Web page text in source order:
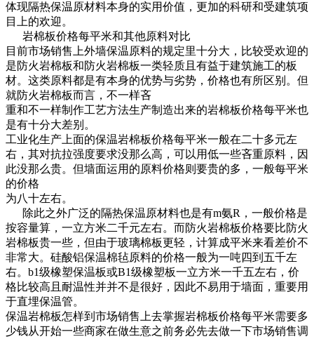
体现隔热保温原材料本身的实用价值，更加的科研和受建筑项
目上的欢迎。
岩棉板价格每平米和其他原料对比
目前市场销售上外墙保温原料的规定里十分大，比较受欢迎的
是防火岩棉板和防火岩棉板一类轻质且有益于建筑施工的板
材。这类原料都是有本身的优势与劣势，价格也有所区别。但
就防火岩棉板而言，不一样吝
重和不一样制作工艺方法生产制造出来的岩棉板价格每平米也
是有十分大差别。
工业化生产上面的保温岩棉板价格每平米一般在二十多元左
右，其对抗拉强度要求没那么高，可以用低一些吝重原料，因
此没那么贵。但墙面运用的原料价格则要贵的多，一般每平米
的价格
为八十左右。
除此之外广泛的隔热保温原材料也是有m氨R，一般价格是
按容量算，一立方米二千元左右。而防火岩棉板价格要比防火
岩棉板贵一些，但由于玻璃棉板更轻，计算成平米来看差价不
非常大。硅酸铝保温棉毡原料的价格一般为一吨四到五千左
右。b1级橡塑保温板或B1级橡塑板一立方米一千五左右，价
格比较高且耐温性并并不是很好，因此不易用于墙面，重要用
于直埋保温管。
保温岩棉板怎样到市场销售上去掌握岩棉板价格每平米需要多
少钱从开始一些商家在做生意之前务必先去做一下市场销售调